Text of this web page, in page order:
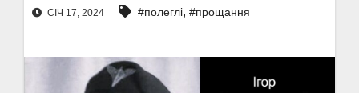
СІЧ 17, 2024 #полеглі, #прощання